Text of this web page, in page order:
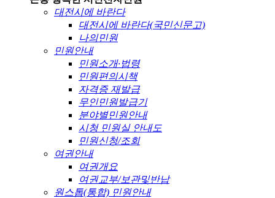
대전시에 바란다
대전시에 바란다(국민신문고)
나의민원
민원안내
민원소개·법령
민원편의시책
자격증 재발급
무인민원발급기
분야별민원안내
시청 민원실 안내도
민원신청/조회
여권안내
여권개요
여권교부/보관및반납
원스톱(통합) 민원안내